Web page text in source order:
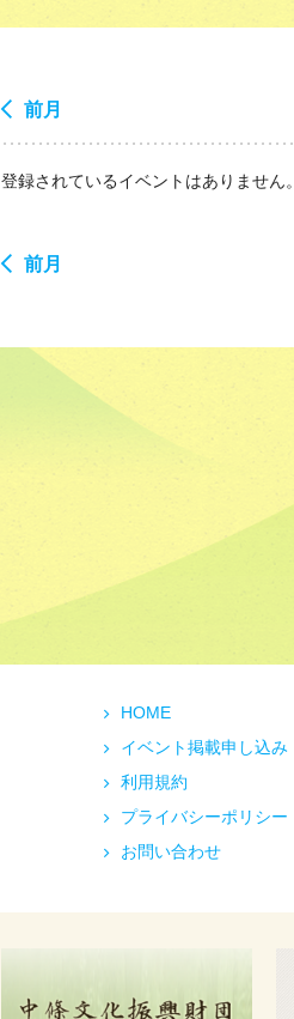
前月
登録されているイベントはありません。
前月
HOME
イベント掲載申し込み
利用規約
プライバシーポリシー
お問い合わせ